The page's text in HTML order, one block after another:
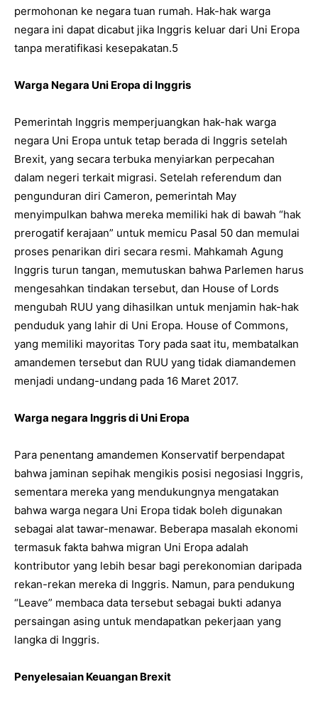
permohonan ke negara tuan rumah. Hak-hak warga
negara ini dapat dicabut jika Inggris keluar dari Uni Eropa
tanpa meratifikasi kesepakatan.5
Warga Negara Uni Eropa di Inggris
Pemerintah Inggris memperjuangkan hak-hak warga
negara Uni Eropa untuk tetap berada di Inggris setelah
Brexit, yang secara terbuka menyiarkan perpecahan
dalam negeri terkait migrasi. Setelah referendum dan
pengunduran diri Cameron, pemerintah May
menyimpulkan bahwa mereka memiliki hak di bawah “hak
prerogatif kerajaan” untuk memicu Pasal 50 dan memulai
proses penarikan diri secara resmi. Mahkamah Agung
Inggris turun tangan, memutuskan bahwa Parlemen harus
mengesahkan tindakan tersebut, dan House of Lords
mengubah RUU yang dihasilkan untuk menjamin hak-hak
penduduk yang lahir di Uni Eropa. House of Commons,
yang memiliki mayoritas Tory pada saat itu, membatalkan
amandemen tersebut dan RUU yang tidak diamandemen
menjadi undang-undang pada 16 Maret 2017.
Warga negara Inggris di Uni Eropa
Para penentang amandemen Konservatif berpendapat
bahwa jaminan sepihak mengikis posisi negosiasi Inggris,
sementara mereka yang mendukungnya mengatakan
bahwa warga negara Uni Eropa tidak boleh digunakan
sebagai alat tawar-menawar. Beberapa masalah ekonomi
termasuk fakta bahwa migran Uni Eropa adalah
kontributor yang lebih besar bagi perekonomian daripada
rekan-rekan mereka di Inggris. Namun, para pendukung
“Leave” membaca data tersebut sebagai bukti adanya
persaingan asing untuk mendapatkan pekerjaan yang
langka di Inggris.
Penyelesaian Keuangan Brexit